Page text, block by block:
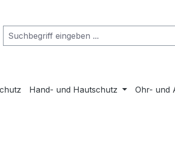
Hand- und Hautschutz Ohr- und